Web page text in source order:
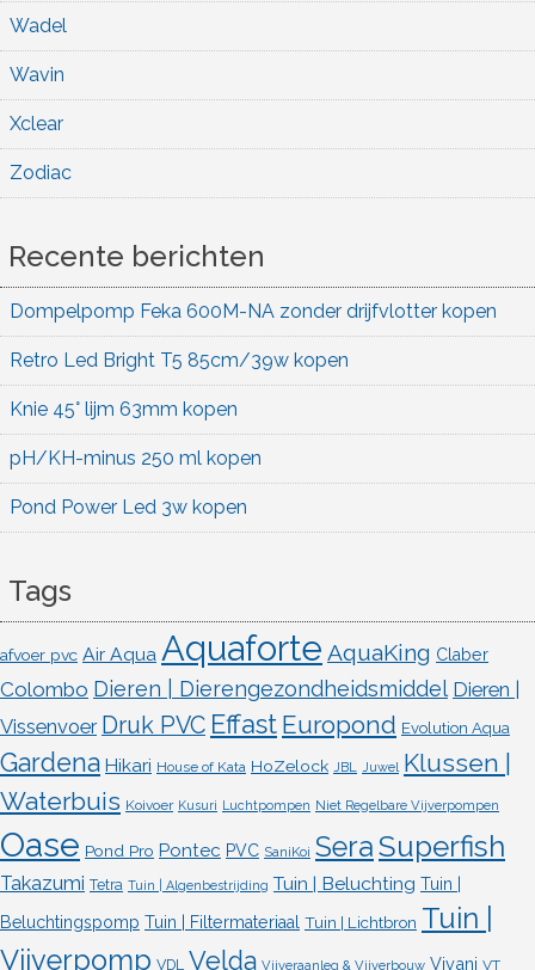
Wadel
Wavin
Xclear
Zodiac
Recente berichten
Dompelpomp Feka 600M-NA zonder drijfvlotter kopen
Retro Led Bright T5 85cm/39w kopen
Knie 45° lijm 63mm kopen
pH/KH-minus 250 ml kopen
Pond Power Led 3w kopen
Tags
afvoer pvc Air Aqua Aquaforte AquaKing Claber
Colombo Dieren | Dierengezondheidsmiddel Dieren |
Vissenvoer Druk PVC Effast Europond Evolution Aqua
Gardena Hikari House of Kata HoZelock JBL Juwel Klussen |
Waterbuis Koivoer Kusuri Luchtpompen Niet Regelbare Vijverpompen
Oase Pond Pro Pontec PVC SaniKoi SeraSuperfish
Takazumi Tetra Tuin | Algenbestrijding Tuin | Beluchting Tuin |
Beluchtingspomp Tuin | Filtermateriaal Tuin | Lichtbron Tuin |
Vijverpomp VDL Velda Vijveraanleg & Vijverbouw Vivani VT